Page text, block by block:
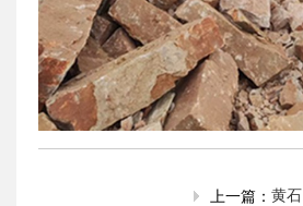
上一篇： 黄石